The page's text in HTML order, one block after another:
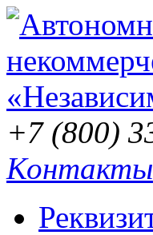
+7 (800)
Контакты